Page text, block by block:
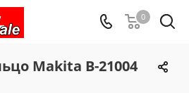
0
Makita B-21004